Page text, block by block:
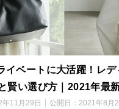
イベートに大活躍！レ
賢い選び方｜2021年最
年11月29日 公開日： 2021年8月